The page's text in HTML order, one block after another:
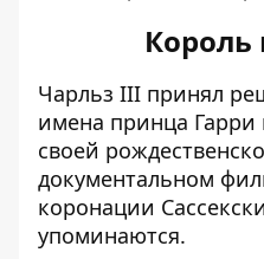
Король
Чарльз III принял
имена принца
своей
документальном
коронации
упоминаются.